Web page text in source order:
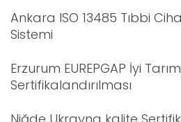
Ankara ISO 13485 Tıbbi
Sistemi
Erzurum EUREPGAP İyi
Sertifikalandırılması